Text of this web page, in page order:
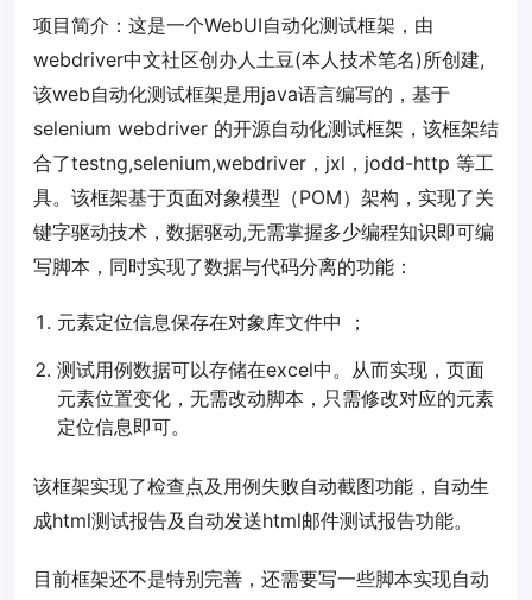
项目简介：这是一个WebUI自动化测试框架，由
webdriver中文社区创办人土豆(本人技术笔名)所创建,
该web自动化测试框架是用java语言编写的，基于
selenium webdriver 的开源自动化测试框架，该框架结
合了testng,selenium,webdriver，jxl，jodd-http 等工
具。该框架基于页面对象模型（POM）架构，实现了关
键字驱动技术，数据驱动,无需掌握多少编程知识即可编
写脚本，同时实现了数据与代码分离的功能：
元素定位信息保存在对象库文件中 ；
测试用例数据可以存储在excel中。从而实现，页面
元素位置变化，无需改动脚本，只需修改对应的元素
定位信息即可。
该框架实现了检查点及用例失败自动截图功能，自动生
成html测试报告及自动发送html邮件测试报告功能。
目前框架还不是特别完善，还需要写一些脚本实现自动